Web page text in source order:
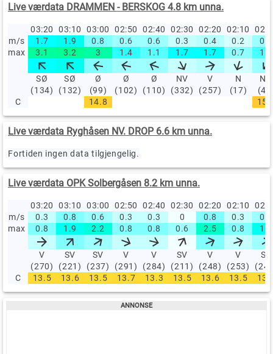
Live værdata DRAMMEN - BERSKOG 4.8 km unna.
03:20 03:10 03:00 02:50 02:40 02:30 02:20 02:10
m/s
1.7 1.9 0.8 0.6 0.6 0.3 0.4 0.2
0.6
max
3.1 3.2 3 1.4 1.1 1.7 1.7 0.7 1.2
SØ
(134)
SØ
(132)
Ø
(99)
Ø
(102)
Ø
(110)
NV
(332)
V
(257)
N
(17)
NØ
C
14.8
Live værdata Ryghåsen NV. DROP 6.6 km unna.
Fortiden ingen data tilgjengelig.
Live værdata OPK Solbergåsen 8.2 km unna.
03:20 03:10 03:00 02:50 02:40 02:30 02:20 02:10
m/s
0.3 0.8 0.6 0.3 0.3 0 0.8 0.3
0.6
max
0.8 1.9 2.2 0.8 0.8 0.6 2.5 0.8 1.9
V
(270)
SV
(221)
SV
(237)
V
(291)
V
(284)
SV
(211)
V
(248)
V
(253)
SV
C
13.5 13.6 13.5 13.7 13.3 13.5 13.6 13.5